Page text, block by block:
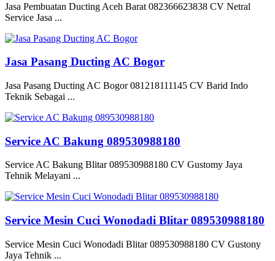
Jasa Pembuatan Ducting Aceh Barat 082366623838 CV Netral
Service Jasa ...
Jasa Pasang Ducting AC Bogor
Jasa Pasang Ducting AC Bogor 081218111145 CV Barid Indo
Teknik Sebagai ...
Service AC Bakung 089530988180
Service AC Bakung Blitar 089530988180 CV Gustomy Jaya
Tehnik Melayani ...
Service Mesin Cuci Wonodadi Blitar 089530988180
Service Mesin Cuci Wonodadi Blitar 089530988180 CV Gustony
Jaya Tehnik ...